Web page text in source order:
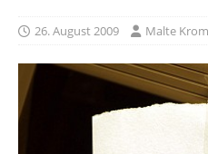
26. August 2009 Malte